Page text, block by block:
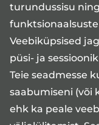
turundussisu
Veebiküpsised
püsi- ja
Teie seadmesse
saabumiseni (või
ehk ka peale
Tähtsa päeva
seniseid kliente,
Sellest, kuidas
Tartu
edendaja lõi